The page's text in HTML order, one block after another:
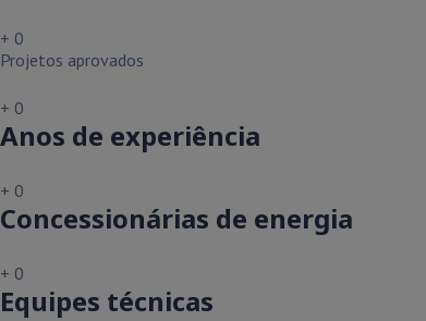
+ 0
Projetos aprovados
+ 0
Anos de experiência
+ 0
Concessionárias de energia
+ 0
Equipes técnicas